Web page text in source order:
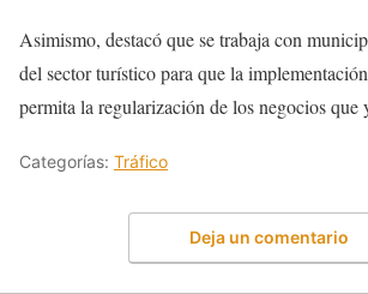
Asimismo, destacó que se trabaja con
del sector turístico para que la
permita la regularización de los negocios que
Categorías: Tráfico
Deja un comentario